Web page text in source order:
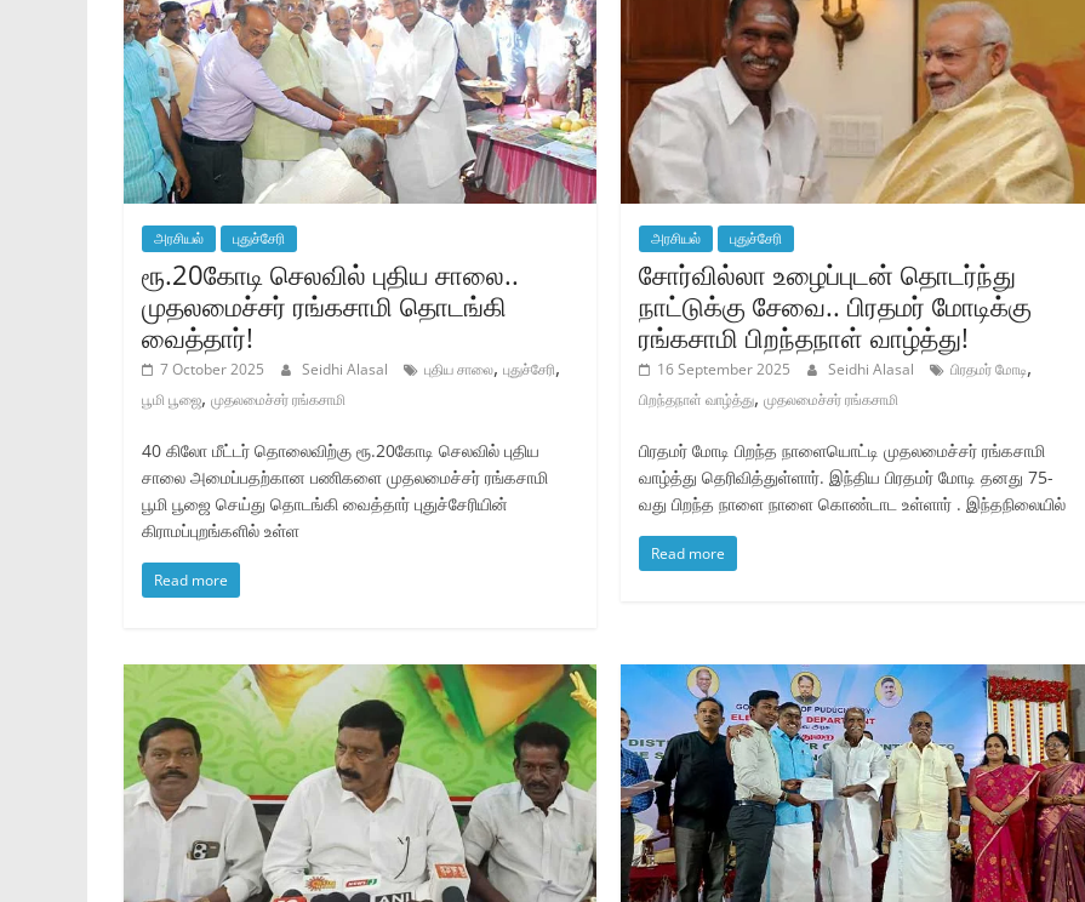
அரசியல் புதுச்சேரி
ரூ.20கோடி செலவில் புதிய சாலை..
முதலமைச்சர் ரங்கசாமி தொடங்கி
வைத்தார்!
7 October 2025 Seidhi Alasal புதிய சாலை, புதுச்சேரி,
பூமி பூஜை, முதலமைச்சர் ரங்கசாமி
40 கிலோ மீட்டர் தொலைவிற்கு ரூ.20கோடி செலவில் புதிய
சாலை அமைப்பதற்கான பணிகளை முதலமைச்சர் ரங்கசாமி
பூமி பூஜை செய்து தொடங்கி வைத்தார் புதுச்சேரியின்
கிராமப்புறங்களில் உள்ள
Read more
அரசியல் புதுச்சேரி
சோர்வில்லா உழைப்புடன் தொடர்ந்து
நாட்டுக்கு சேவை.. பிரதமர் மோடிக்கு
ரங்கசாமி பிறந்தநாள் வாழ்த்து!
16 September 2025 Seidhi Alasal பிரதமர் மோடி,
பிறந்தநாள் வாழ்த்து,முதலமைச்சர் ரங்கசாமி
பிரதமர் மோடி பிறந்த நாளையொட்டி முதலமைச்சர் ரங்கசாமி
வாழ்த்து தெரிவித்துள்ளார். இந்திய பிரதமர் மோடி தனது 75-
வது பிறந்த நாளை நாளை கொண்டாட உள்ளார் . இந்தநிலையில்
Read more